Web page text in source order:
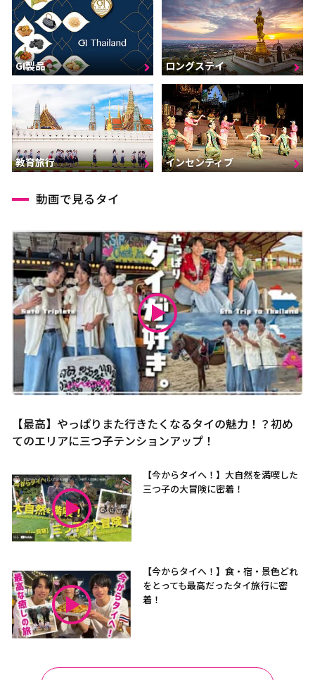
GI製品 ロングステイ
教育旅行 インセンティブ
動画で見るタイ
【最高】やっぱりまた行きたくなるタイの魅力！？初め
てのエリアに三つ子テンションアップ！
【今からタイへ！】大自然を満喫した
三つ子の大冒険に密着！
【今からタイへ！】食・宿・景色どれ
をとっても最高だったタイ旅行に密
着！